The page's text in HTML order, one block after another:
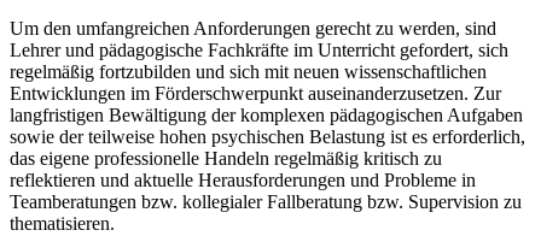
Um den umfangreichen Anforderungen gerecht zu werden, sind
Lehrer und pädagogische Fachkräfte im Unterricht gefordert, sich
regelmäßig fortzubilden und sich mit neuen wissenschaftlichen
Entwicklungen im Förderschwerpunkt auseinanderzusetzen. Zur
langfristigen Bewältigung der komplexen pädagogischen Aufgaben
sowie der teilweise hohen psychischen Belastung ist es erforderlich,
das eigene professionelle Handeln regelmäßig kritisch zu
reflektieren und aktuelle Herausforderungen und Probleme in
Teamberatungen bzw. kollegialer Fallberatung bzw. Supervision zu
thematisieren.